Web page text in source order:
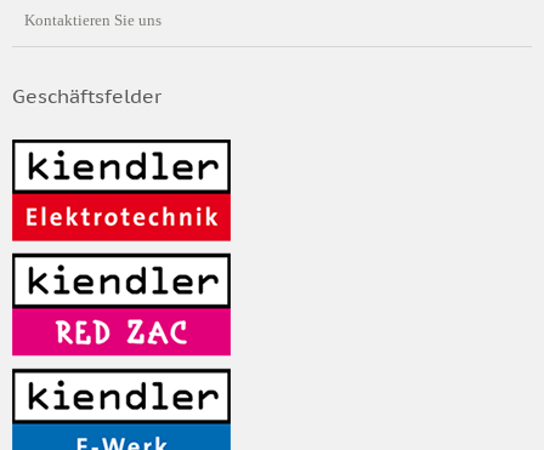
Kontaktieren Sie uns
Geschäftsfelder